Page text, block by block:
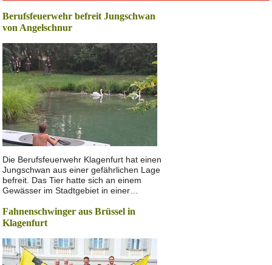
Berufsfeuerwehr befreit Jungschwan
von Angelschnur
Die Berufsfeuerwehr Klagenfurt hat einen
Jungschwan aus einer gefährlichen Lage
befreit. Das Tier hatte sich an einem
Gewässer im Stadtgebiet in einer…
Fahnenschwinger aus Brüssel in
Klagenfurt